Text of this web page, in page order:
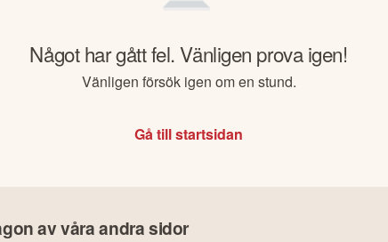
Något har gått fel. Vänligen prova igen!
Vänligen försök igen om en stund.
Gå till startsidan
av våra andra sidor